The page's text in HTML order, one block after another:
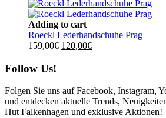
Adding to cart
Roeckl Lederhandschuhe Prag
159,00€ Ursprünglicher
120,00€Aktueller
Follow Us!
Folgen Sie uns auf Facebook, Instagram,
und entdecken aktuelle Trends,
Hut Falkenhagen und exklusive Aktionen!